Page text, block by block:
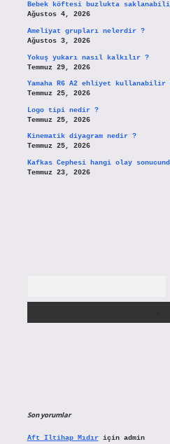
Bebek köftesi buzlukta
Ağustos 4, 2026
Ameliyat grupları nelerdir ?
Ağustos 3, 2026
Yokuş yukarı nasıl kalkılır ?
Temmuz 29, 2026
Yamaha R6 A2 ehliyet kullanabilir
Temmuz 25, 2026
Logo tipi nedir ?
Temmuz 25, 2026
Kinematik diyagram nedir ?
Temmuz 25, 2026
Kafkas Cephesi hangi olay
Temmuz 23, 2026
Son yorumlar
Aft Iltihap Mıdıriçin admin